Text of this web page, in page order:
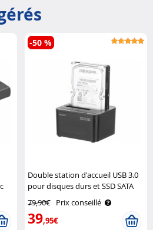
Double station d'accueil USB 3.0
pour disques durs et SSD SATA
79,90€ Prix conseillé
39,95€
-50 %